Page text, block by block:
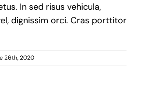
In sed risus vehicula,
dignissim orci. Cras porttitor
26th, 2020